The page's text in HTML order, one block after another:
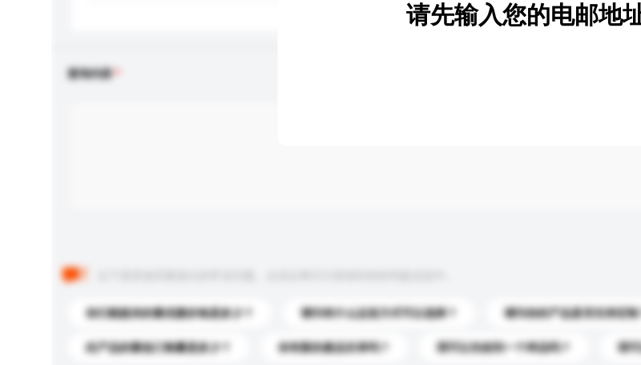
查询内容
你们能提供的最优惠价格是多少？ 请问有什么运送方式可以选择？ 请问你的产品是否支持定制
此产品的最低订购量是多少？ 你有新的產品目录吗？ 我可以先收到一个样品吗？ 我
请先输入您的电邮地址